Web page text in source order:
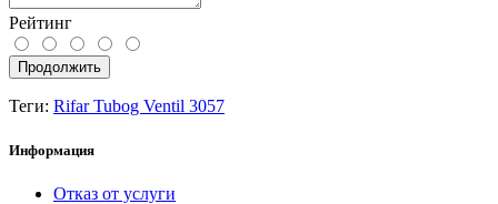
Рейтинг
Продолжить
Теги: Rifar Tubog Ventil 3057
Информация
Отказ от услуги